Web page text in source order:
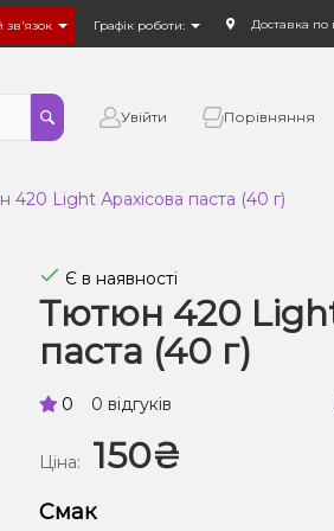
зв'язок Графік роботи: Доставка по
Увійти Порівняння
420 Light Арахісова паста (40 г)
Є в наявності
Тютюн 420
паста (40 г)
0 0 відгуків
Ціна: 150₴
Смак